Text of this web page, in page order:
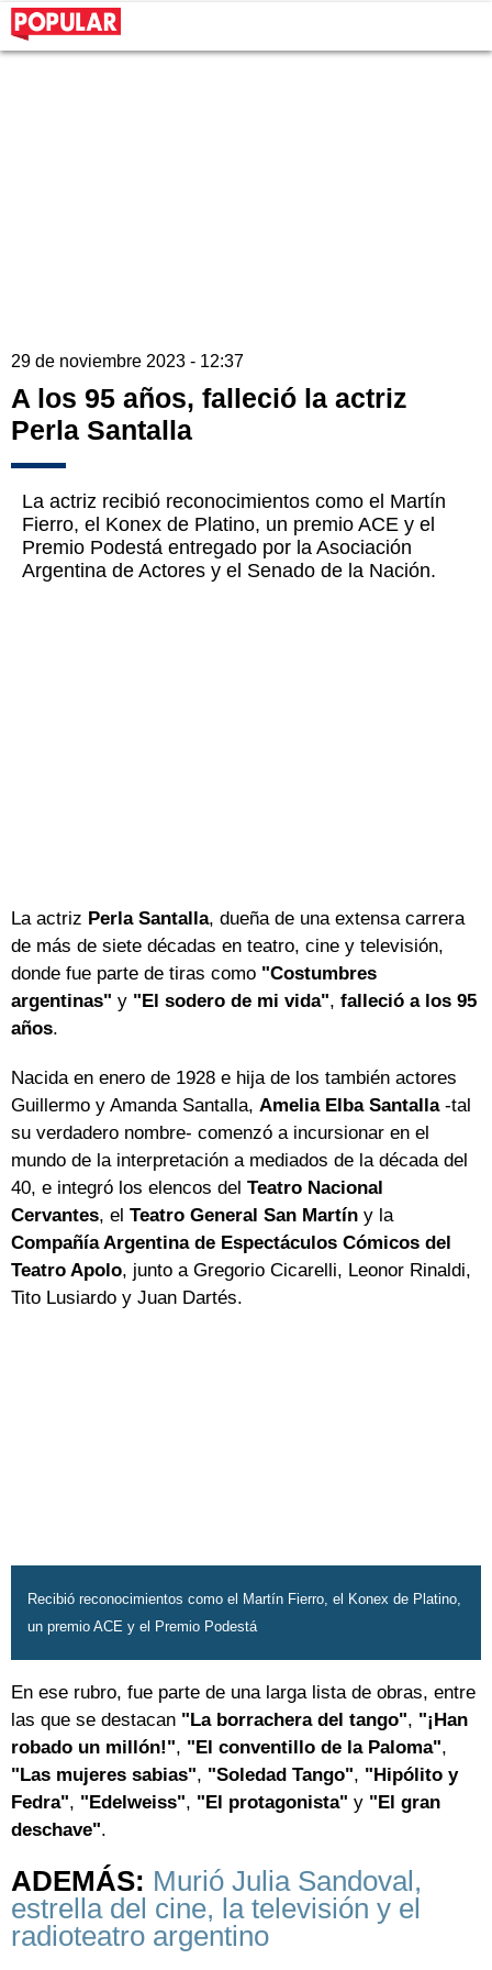
29 de noviembre 2023 - 12:37
A los 95 años, falleció la actriz
Perla Santalla
La actriz recibió reconocimientos como el Martín
Fierro, el Konex de Platino, un premio ACE y el
Premio Podestá entregado por la Asociación
Argentina de Actores y el Senado de la Nación.
La actriz Perla Santalla, dueña de una extensa carrera
de más de siete décadas en teatro, cine y televisión,
donde fue parte de tiras como "Costumbres
argentinas" y "El sodero de mi vida", falleció a los 95
años.
Nacida en enero de 1928 e hija de los también actores
Guillermo y Amanda Santalla, Amelia Elba Santalla-tal
su verdadero nombre- comenzó a incursionar en el
mundo de la interpretación a mediados de la década del
40, e integró los elencos del Teatro Nacional
Cervantes, el Teatro General San Martín y la
Compañía Argentina de Espectáculos Cómicos del
Teatro Apolo, junto a Gregorio Cicarelli, Leonor Rinaldi,
Tito Lusiardo y Juan Dartés.
Recibió reconocimientos como el Martín Fierro, el Konex de Platino,
un premio ACE y el Premio Podestá
En ese rubro, fue parte de una larga lista de obras, entre
las que se destacan "La borrachera del tango", "¡Han
robado un millón!", "El conventillo de la Paloma",
"Las mujeres sabias", "Soledad Tango", "Hipólito y
Fedra", "Edelweiss", "El protagonista" y "El gran
deschave".
ADEMÁS: Murió Julia Sandoval,
estrella del cine, la televisión y el
radioteatro argentino